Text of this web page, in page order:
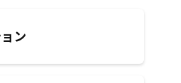
ン